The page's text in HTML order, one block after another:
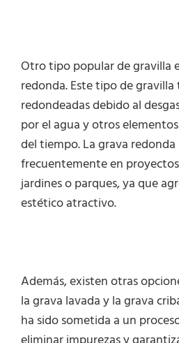
Otro tipo popular de gravilla
redonda. Este tipo de
redondeadas debido al
por el agua y otros
del tiempo. La grava redonda
frecuentemente en
jardines o parques, ya que
estético atractivo.
Además, existen otras
la grava lavada y la grava
ha sido sometida a un